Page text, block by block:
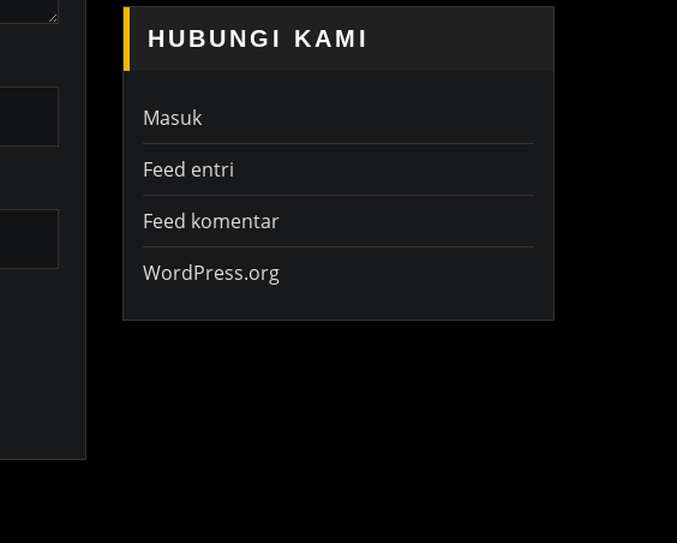
HUBUNGI KAMI
Masuk
Feed entri
Feed komentar
WordPress.org